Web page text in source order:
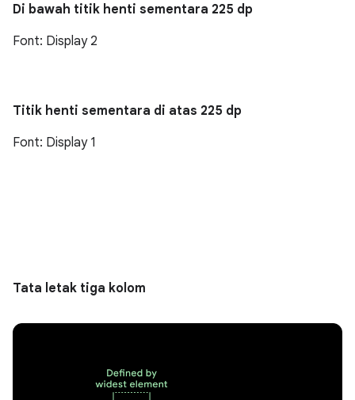
Di bawah titik henti sementara 225 dp
Font: Display 2
Titik henti sementara di atas 225 dp
Font: Display 1
Tata letak tiga kolom